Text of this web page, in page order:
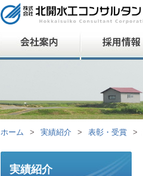
ホーム > 実績紹介 > 表彰・受賞 >
実績紹介